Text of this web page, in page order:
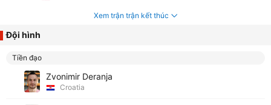
Xem trận trận kết thúc
Đội hình
Tiền đạo
Zvonimir Deranja
Croatia